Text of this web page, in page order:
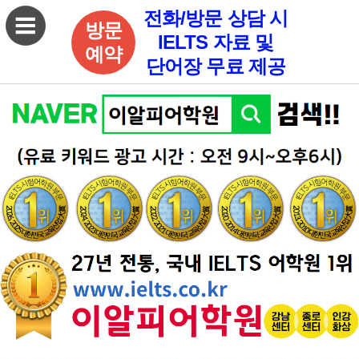
방문
예약
전화/방문 상담 시
IELTS 자료 및
단어장 무료 제공